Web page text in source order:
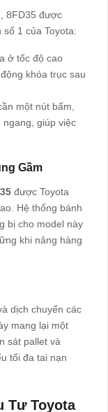
8FD35 được
số 1 của Toyota:
ở tốc độ cao
khóa trục sau
một nút bấm,
giúp việc
Gầm
được Toyota
Hệ thống bánh
bị cho model này
khi nâng hàng
dịch chuyển các
mang lại một
sát pallet và
tối đa tai nạn
Tư Toyota